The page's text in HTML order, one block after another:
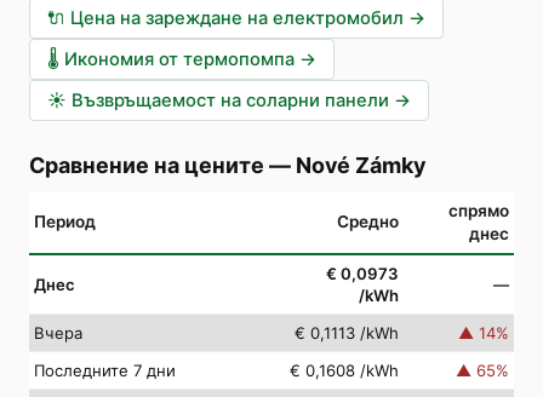
🔌 Цена на зареждане на електромобил →
🌡️ Икономия от термопомпа →
☀️ Възвръщаемост на соларни панели →
Сравнение на цените — Nové Zámky
Период Средно
спрямо
днес
Днес
€ 0,0973
/kWh
—
Вчера € 0,1113 /kWh ▲ 14%
Последните 7 дни
€ 0,1608 /kWh ▲ 65%